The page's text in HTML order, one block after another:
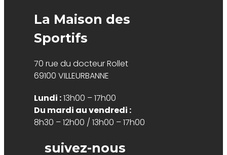
La Maison des
Sportifs
70 rue du docteur Rollet
69100 VILLEURBANNE
Lundi :13h00 – 17h00
Du mardi au vendredi :
8h30 – 12h00 / 13h00 – 17h00
suivez-nous